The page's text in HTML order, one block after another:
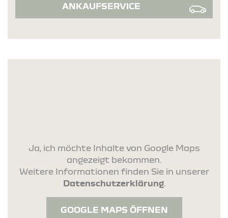
ANKAUFSERVICE
Ja, ich möchte Inhalte von Google Maps
angezeigt bekommen.
Weitere Informationen finden Sie in unserer
Datenschutzerklärung.
GOOGLE MAPS ÖFFNEN